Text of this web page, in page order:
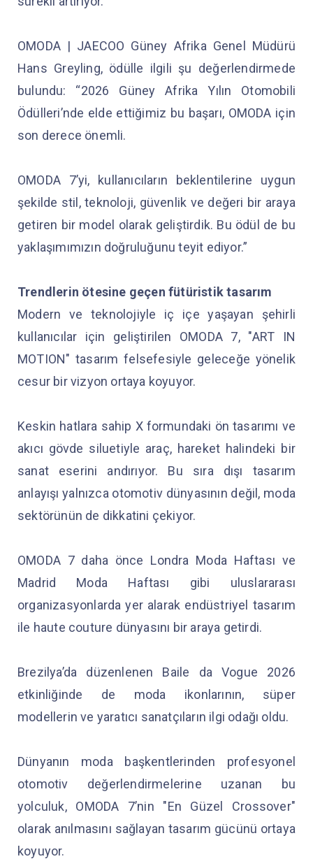
OMODA | JAECOO Güney Afrika Genel Müdürü
Hans Greyling, ödülle ilgili şu değerlendirmede
bulundu: “2026 Güney Afrika Yılın Otomobili
Ödülleri’nde elde ettiğimiz bu başarı, OMODA için
son derece önemli.
OMODA 7’yi, kullanıcıların beklentilerine uygun
şekilde stil, teknoloji, güvenlik ve değeri bir araya
getiren bir model olarak geliştirdik. Bu ödül de bu
yaklaşımımızın doğruluğunu teyit ediyor.”
Trendlerin ötesine geçen fütüristik tasarım
Modern ve teknolojiyle iç içe yaşayan şehirli
kullanıcılar için geliştirilen OMODA 7, "ART IN
MOTION" tasarım felsefesiyle geleceğe yönelik
cesur bir vizyon ortaya koyuyor.
Keskin hatlara sahip X formundaki ön tasarımı ve
akıcı gövde siluetiyle araç, hareket halindeki bir
sanat eserini andırıyor. Bu sıra dışı tasarım
anlayışı yalnızca otomotiv dünyasının değil, moda
sektörünün de dikkatini çekiyor.
OMODA 7 daha önce Londra Moda Haftası ve
Madrid Moda Haftası gibi uluslararası
organizasyonlarda yer alarak endüstriyel tasarım
ile haute couture dünyasını bir araya getirdi.
Brezilya’da düzenlenen Baile da Vogue 2026
etkinliğinde de moda ikonlarının, süper
modellerin ve yaratıcı sanatçıların ilgi odağı oldu.
Dünyanın moda başkentlerinden profesyonel
otomotiv değerlendirmelerine uzanan bu
yolculuk, OMODA 7’nin "En Güzel Crossover"
olarak anılmasını sağlayan tasarım gücünü ortaya
koyuyor.